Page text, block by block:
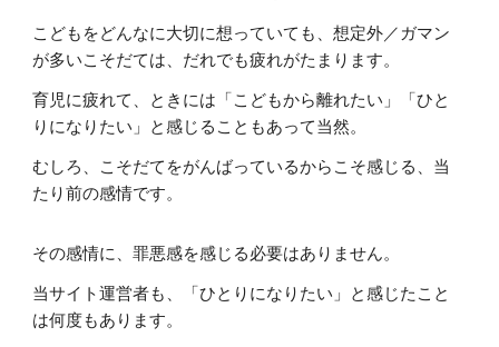
こどもをどんなに大切に想っていても、想定外／ガマン
が多いこそだては、だれでも疲れがたまります。
育児に疲れて、ときには「こどもから離れたい」「ひと
りになりたい」と感じることもあって当然。
むしろ、こそだてをがんばっているからこそ感じる、当
たり前の感情です。
その感情に、罪悪感を感じる必要はありません。
当サイト運営者も、「ひとりになりたい」と感じたこと
は何度もあります。